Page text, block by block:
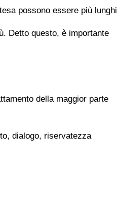
possono essere più lunghi
Detto questo, è importante
della maggior parte
dialogo, riservatezza